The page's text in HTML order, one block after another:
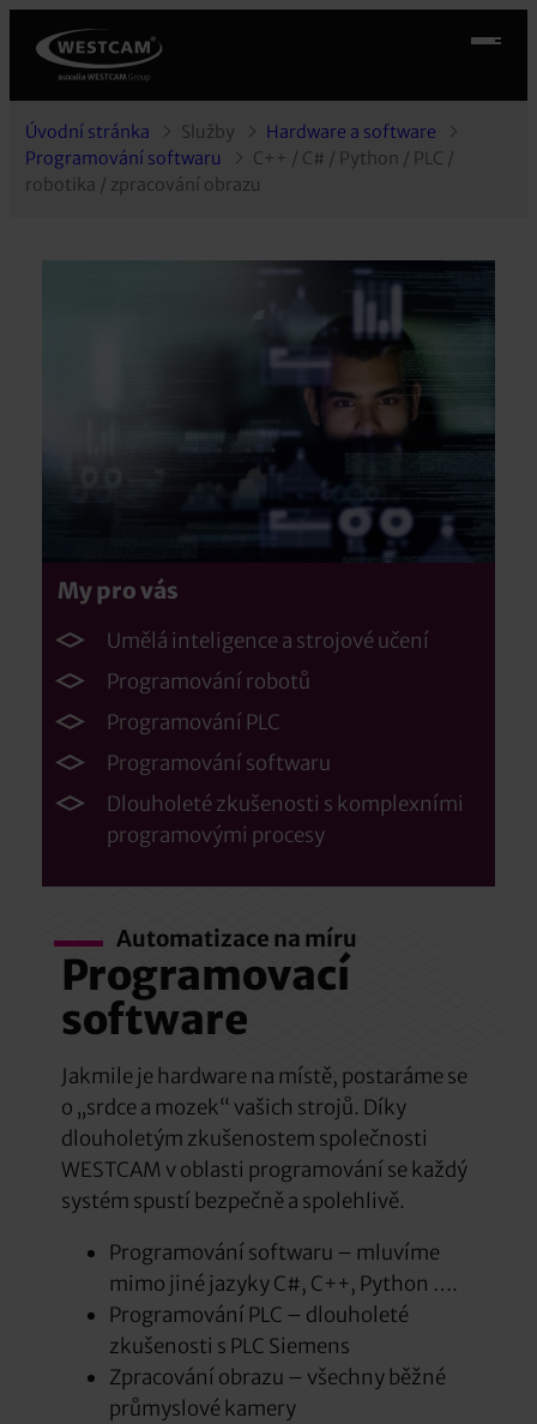
Úvodní stránka Služby
Hardware a software
Programování softwaru
C++ / C# / Python / PLC /
robotika / zpracování obrazu
My pro vás
Umělá inteligence a strojové učení
Programování robotů
Programování PLC
Programování softwaru
Dlouholeté zkušenosti s komplexními
programovými procesy
Automatizace na míru
Programovací
software
Jakmile je hardware na místě, postaráme se
o „srdce a mozek“ vašich strojů. Díky
dlouholetým zkušenostem společnosti
WESTCAM v oblasti programování se každý
systém spustí bezpečně a spolehlivě.
Programování softwaru – mluvíme
mimo jiné jazyky C#, C++, Python ….
Programování PLC – dlouholeté
zkušenosti s PLC Siemens
Zpracování obrazu – všechny běžné
průmyslové kamery